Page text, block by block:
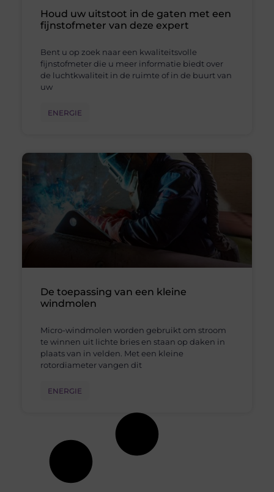
Houd uw uitstoot in de gaten met een
fijnstofmeter van deze expert
Bent u op zoek naar een kwaliteitsvolle
fijnstofmeter die u meer informatie biedt over
de luchtkwaliteit in de ruimte of in de buurt van
uw
ENERGIE
De toepassing van een kleine
windmolen
Micro-windmolen worden gebruikt om stroom
te winnen uit lichte bries en staan op daken in
plaats van in velden. Met een kleine
rotordiameter vangen dit
ENERGIE